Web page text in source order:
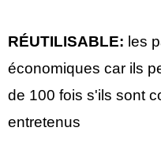
RÉUTILISABLE: les
économiques car ils
de 100 fois s'ils sont
entretenus